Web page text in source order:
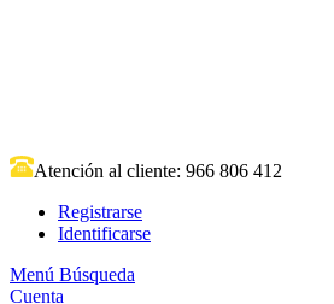
Atención al cliente: 966 806 412
Registrarse
Identificarse
Menú Búsqueda
Cuenta